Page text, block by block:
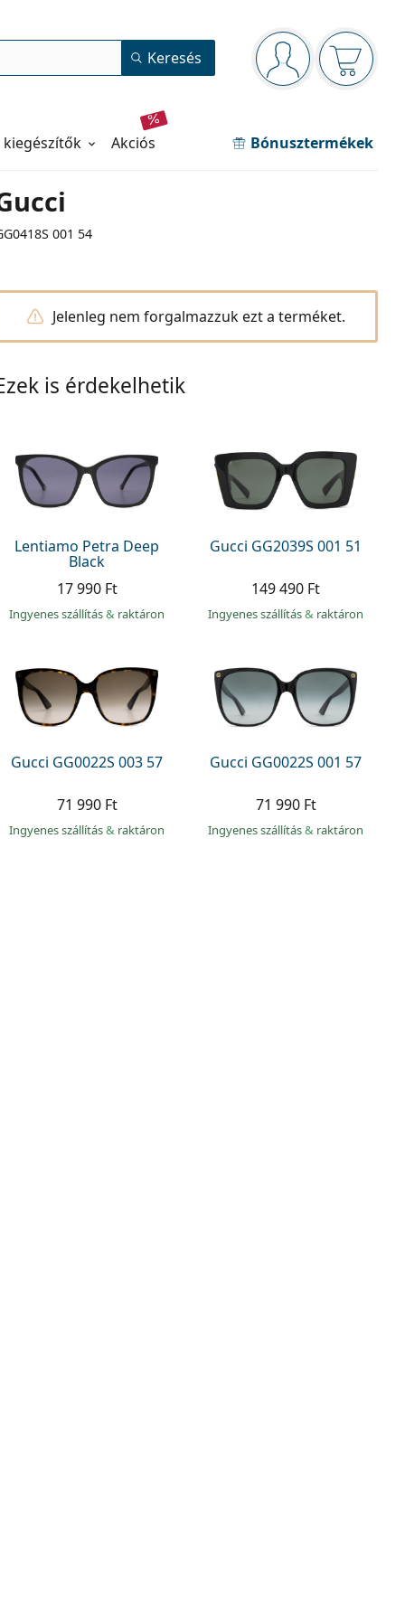
Navigációs panel
Bejelentkezve
Kosara
Keresés
kiegészítők akciós Bónusztermékek
001 54
Jelenleg nem forgalmazzuk ezt a terméket.
is érdekelhetik
Lentiamo Petra Deep
Black
17 990 Ft
Ingyenes szállítás& raktáron
Gucci GG2039S 001 51
149 490 Ft
Ingyenes szállítás& raktáron
Gucci GG0022S 003 57
71 990 Ft
Ingyenes szállítás& raktáron
Gucci GG0022S 001 57
71 990 Ft
Ingyenes szállítás& raktáron